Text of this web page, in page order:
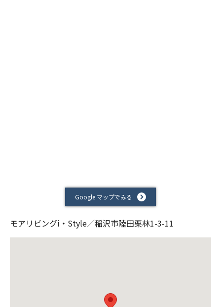
Google マップでみる
モアリビングi・Style／稲沢市陸田栗林1-3-11